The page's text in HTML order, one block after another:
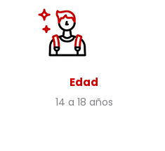
Edad
14 a 18 años